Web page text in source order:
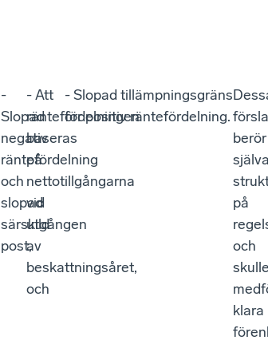
-
Slopad
negativ
räntefördelning
och
slopad
särskild
post,
- Att
räntefördelningen
baseras
på
nettotillgångarna
vid
utgången
av
beskattningsåret,
och
- Slopad tillämpningsgräns
för positiv räntefördelning.
berör
på
och
klara